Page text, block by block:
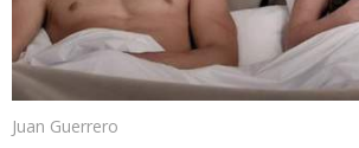
Juan Guerrero